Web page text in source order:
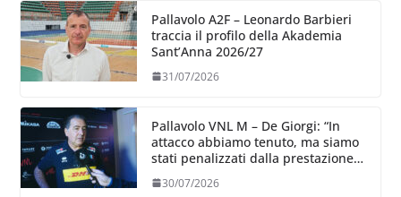
Pallavolo A2F – Leonardo Barbieri
traccia il profilo della Akademia
Sant’Anna 2026/27
31/07/2026
Pallavolo VNL M – De Giorgi: “In
attacco abbiamo tenuto, ma siamo
stati penalizzati dalla prestazione
30/07/2026